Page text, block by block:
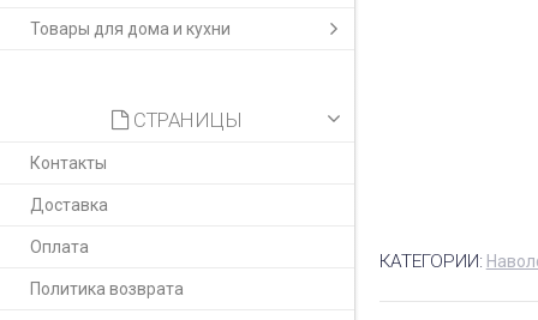
Товары для дома и кухни
СТРАНИЦЫ
Контакты
Доставка
Оплата
Политика возврата
КАТЕГОРИИ: